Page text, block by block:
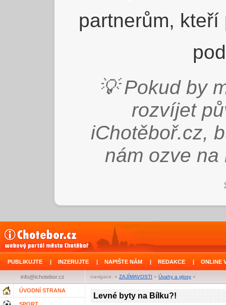
partnerům,
💡 Pokud by
rozvíjet
iChotěboř.cz,
nám ozve na
PUBLIKUJTE | INZERUJTE | NAPIŠTE NÁM | REDAKCE | ONLINE
navigace: » ZAJÍMAVOSTI » Úvahy a glosy »
info@ichotebor.cz
ÚVODNÍ STRANA
Levné byty na Bílku?!